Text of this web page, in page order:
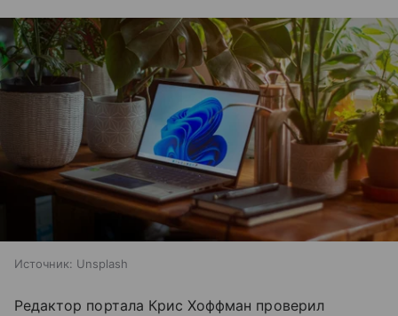
Источник: Unsplash
Редактор портала Крис Хоффман проверил